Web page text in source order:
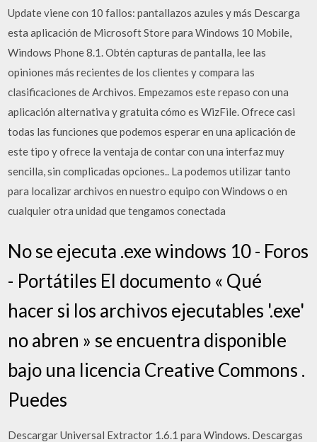
Update viene con 10 fallos: pantallazos azules y más Descarga
esta aplicación de Microsoft Store para Windows 10 Mobile,
Windows Phone 8.1. Obtén capturas de pantalla, lee las
opiniones más recientes de los clientes y compara las
clasificaciones de Archivos. Empezamos este repaso con una
aplicación alternativa y gratuita cómo es WizFile. Ofrece casi
todas las funciones que podemos esperar en una aplicación de
este tipo y ofrece la ventaja de contar con una interfaz muy
sencilla, sin complicadas opciones.. La podemos utilizar tanto
para localizar archivos en nuestro equipo con Windows o en
cualquier otra unidad que tengamos conectada
No se ejecuta .exe windows 10 - Foros
- Portátiles El documento « Qué
hacer si los archivos ejecutables '.exe'
no abren » se encuentra disponible
bajo una licencia Creative Commons .
Puedes
Descargar Universal Extractor 1.6.1 para Windows. Descargas